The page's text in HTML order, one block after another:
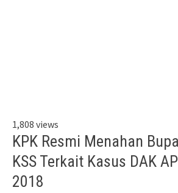
1,808 views
KPK Resmi Menahan
KSS Terkait Kasus DAK
2018